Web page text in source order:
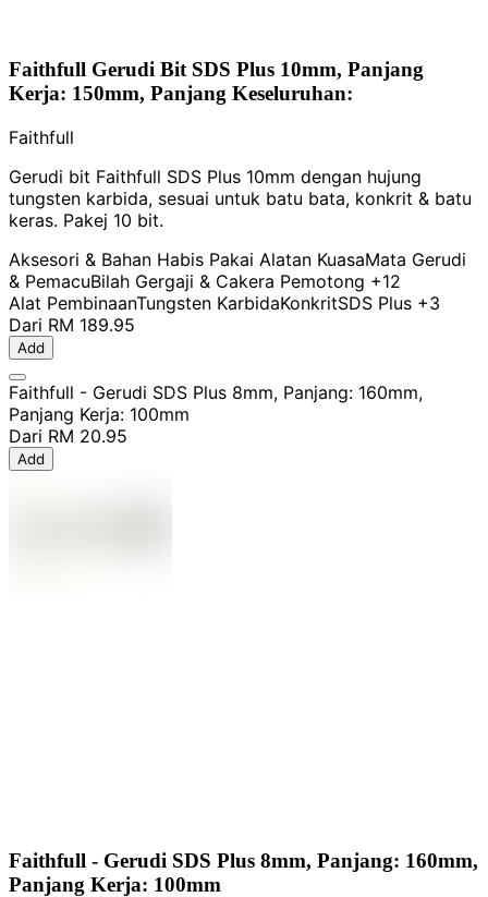
Faithfull Gerudi Bit SDS Plus 10mm, Panjang
Kerja: 150mm, Panjang Keseluruhan:
Faithfull
Gerudi bit Faithfull SDS Plus 10mm dengan hujung
tungsten karbida, sesuai untuk batu bata, konkrit & batu
keras. Pakej 10 bit.
Aksesori & Bahan Habis Pakai Alatan KuasaMata Gerudi
& PemacuBilah Gergaji & Cakera Pemotong +12
Alat PembinaanTungsten KarbidaKonkritSDS Plus +3
Dari RM 189.95
Add
Faithfull - Gerudi SDS Plus 8mm, Panjang: 160mm,
Panjang Kerja: 100mm
Dari RM 20.95
Add
Faithfull - Gerudi SDS Plus 8mm, Panjang: 160mm,
Panjang Kerja: 100mm